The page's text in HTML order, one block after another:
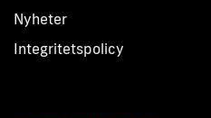
Nyheter
Integritetspolicy